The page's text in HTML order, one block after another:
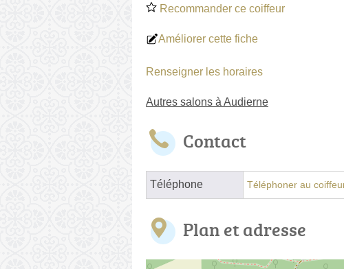
Recommander ce coiffeur
Améliorer cette fiche
Renseigner les horaires
Autres salons à Audierne
Contact
Téléphone Téléphoner au
Plan et adresse